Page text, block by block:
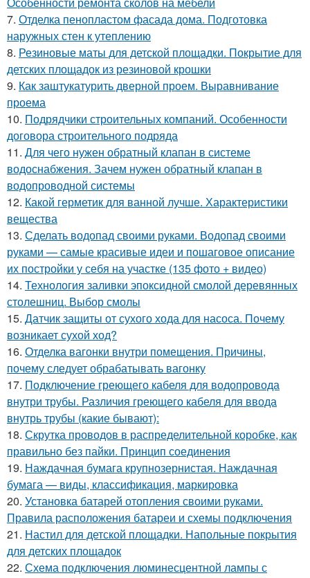
7. Отделка пенопластом фасада дома. Подготовка
наружных стен к утеплению
8. Резиновые маты для детской площадки. Покрытие для
детских площадок из резиновой крошки
9. Как заштукатурить дверной проем. Выравнивание
проема
10. Подрядчики строительных компаний. Особенности
договора строительного подряда
11. Для чего нужен обратный клапан в системе
водоснабжения. Зачем нужен обратный клапан в
водопроводной системы
12. Какой герметик для ванной лучше. Характеристики
вещества
13. Сделать водопад своими руками. Водопад своими
руками — самые красивые идеи и пошаговое описание
их постройки у себя на участке (135 фото + видео)
14. Технология заливки эпоксидной смолой деревянных
столешниц. Выбор смолы
15. Датчик защиты от сухого хода для насоса. Почему
возникает сухой ход?
16. Отделка вагонки внутри помещения. Причины,
почему следует обрабатывать вагонку
17. Подключение греющего кабеля для водопровода
внутри трубы. Различия греющего кабеля для ввода
внутрь трубы (какие бывают):
18. Скрутка проводов в распределительной коробке, как
правильно без пайки. Принцип соединения
19. Наждачная бумага крупнозернистая. Наждачная
бумага — виды, классификация, маркировка
20. Установка батарей отопления своими руками.
Правила расположения батареи и схемы подключения
21. Настил для детской площадки. Напольные покрытия
для детских площадок
22. Схема подключения люминесцентной лампы с